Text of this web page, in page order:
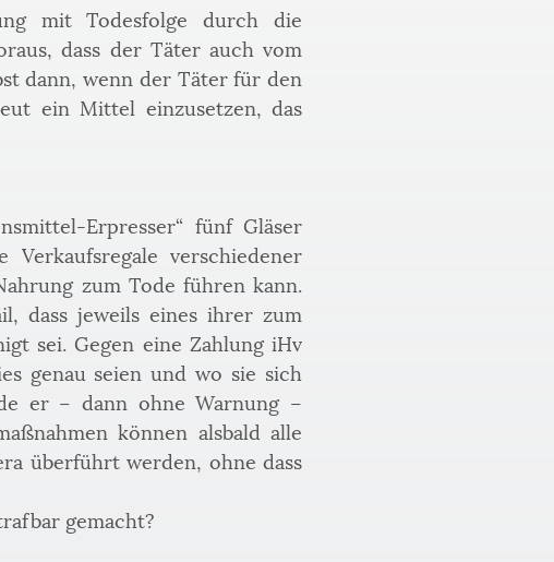
mit Todesfolge durch die
dass der Täter auch vom
dann, wenn der Täter für den
ein Mittel einzusetzen, das
Erpresser“ fünf Gläser
verschiedener
zum Tode führen kann.
dass jeweils eines ihrer zum
sei. Gegen eine Zahlung iHv
genau seien und wo sie sich
er – dann ohne Warnung –
können alsbald alle
überführt werden, ohne dass
gemacht?